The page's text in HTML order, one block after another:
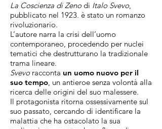
La Coscienza di Zeno di Italo Svevo,
pubblicato nel 1923, è stato un romanzo
rivoluzionario.
L’autore narra la crisi dell’uomo
contemporaneo, procedendo per nuclei
tematici che destrutturano la tradizionale
trama lineare.
Svevo racconta un uomo nuovo per il
suo tempo, un antieroe senza volontà alla
ricerca delle origini del suo malessere.
Il protagonista ritorna ossessivamente sul
suo passato, cercando di identificare la
malattia che ha ostacolato la sua